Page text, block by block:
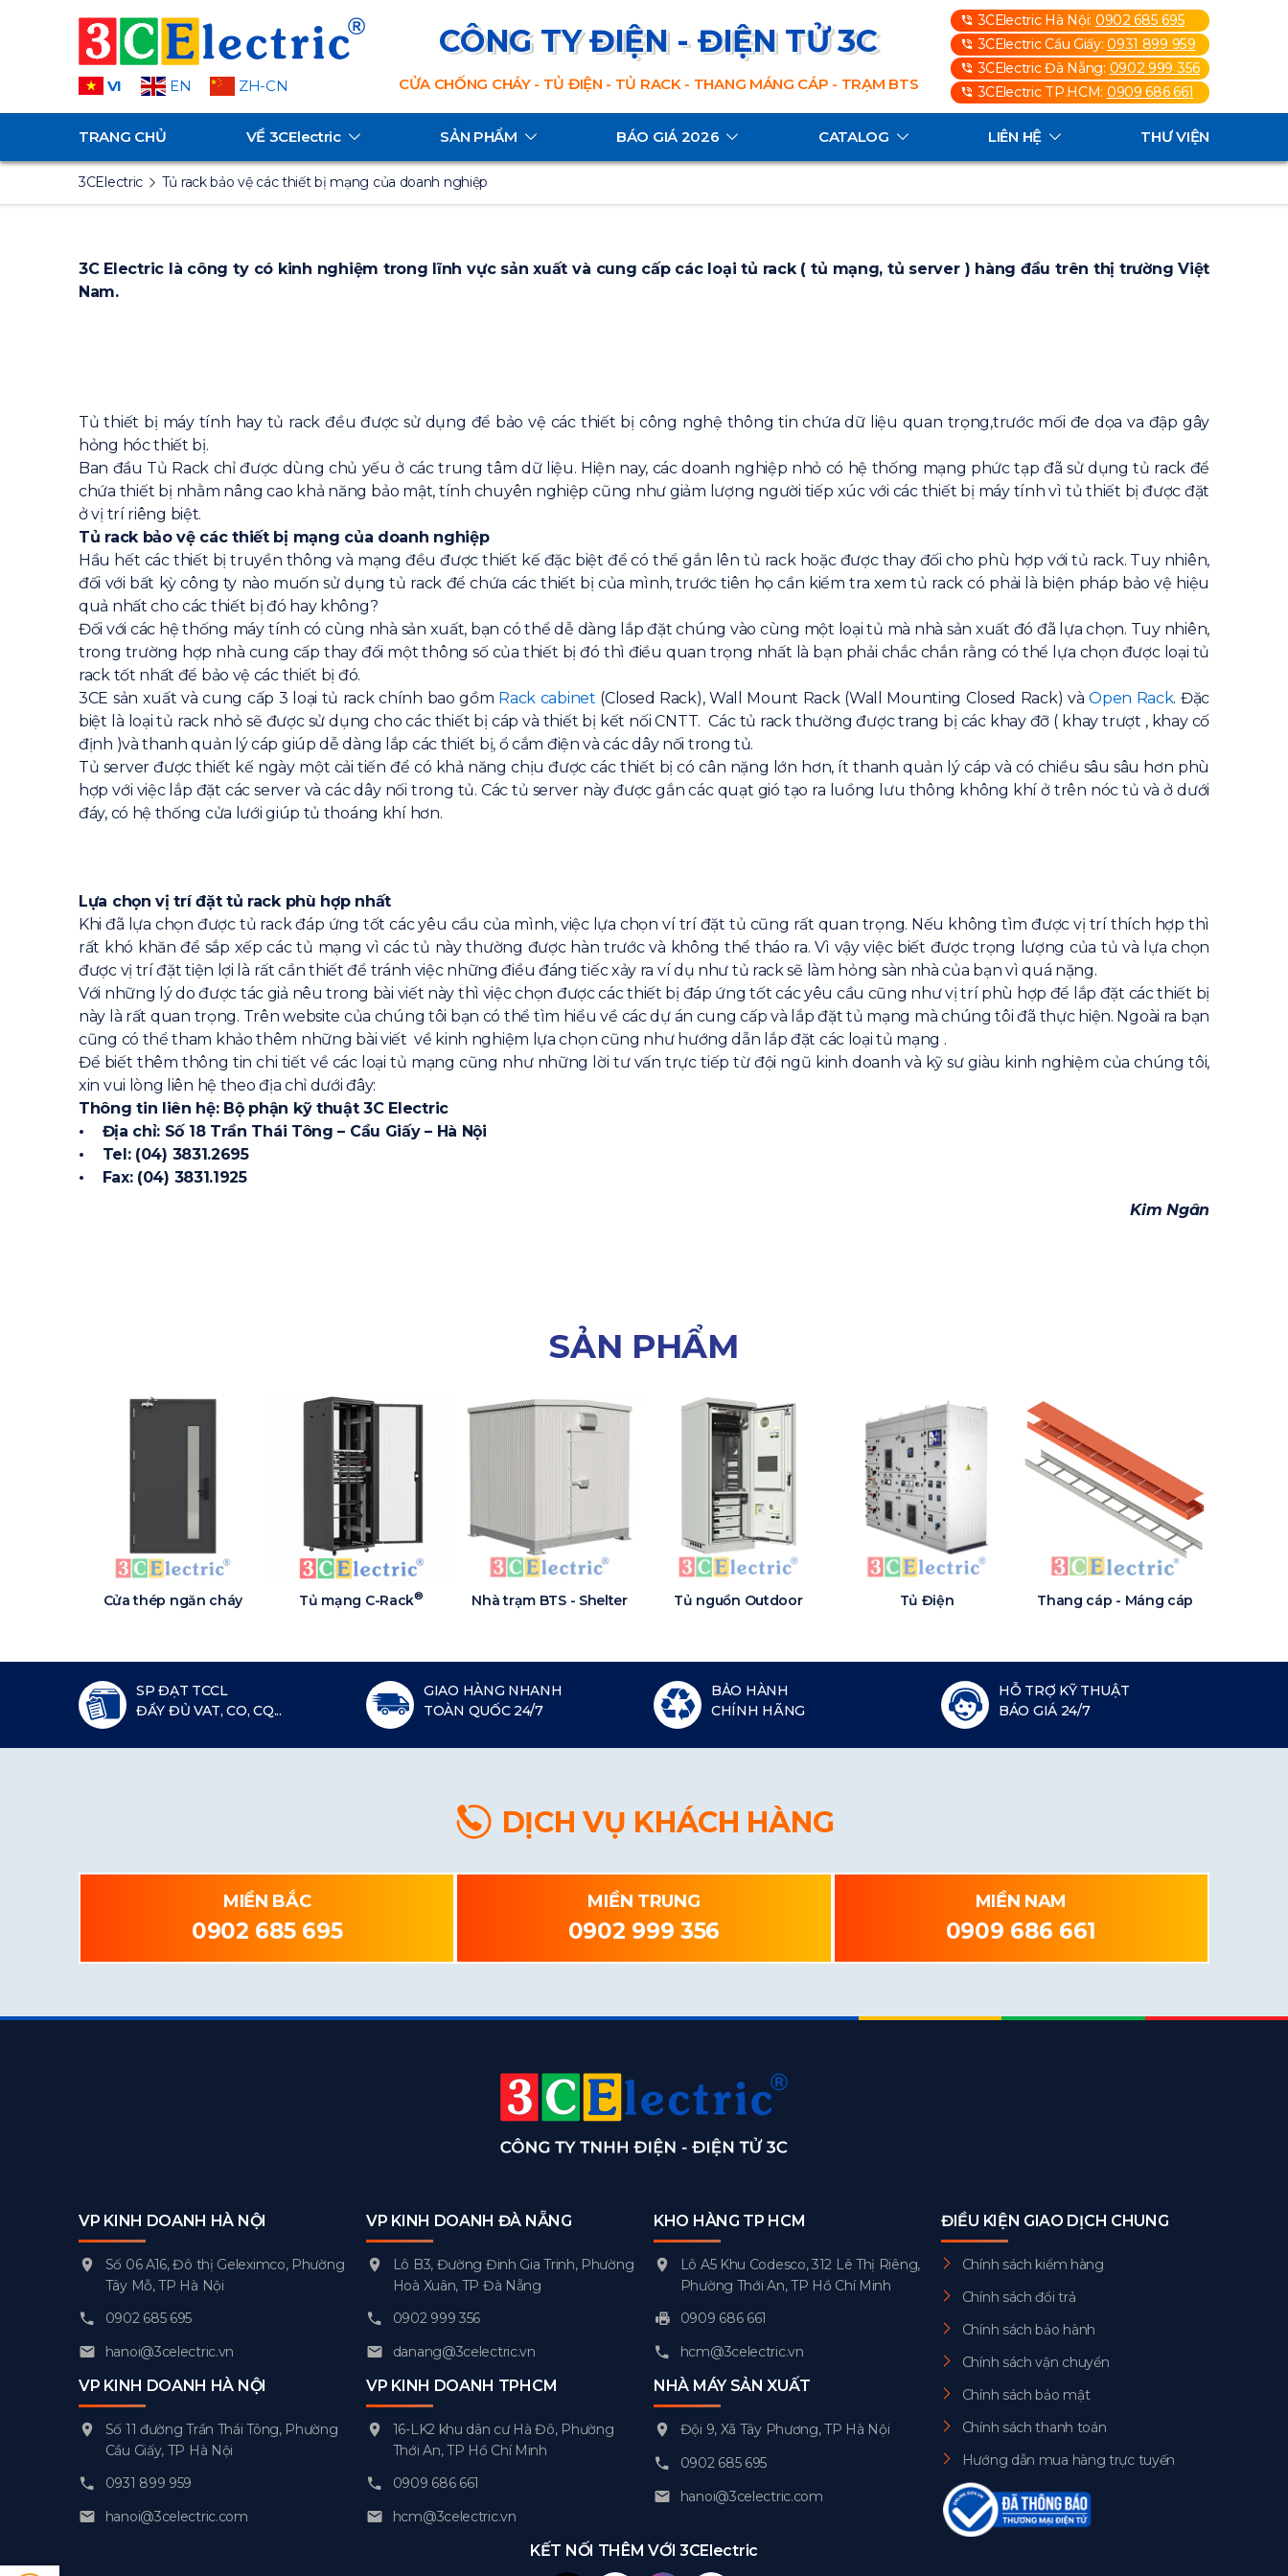
VI EN ZH-CN
CÔNG TY ĐIỆN - ĐIỆN TỬ 3C
CỬA CHỐNG CHÁY - TỦ ĐIỆN - TỦ RACK - THANG MÁNG CÁP - TRẠM BTS
3CElectric Hà Nội: 0902 685 695
3CElectric Cầu Giấy:0931 899 959
3CElectric Đà Nẵng: 0902 999 356
3CElectric TP.HCM: 0909 686 661
TRANG CHỦ VỀ 3CElectric SẢN PHẨM BÁO GIÁ 2026 CATALOG LIÊN HỆ THƯ VIỆN
3CElectric Tủ rack bảo vệ các thiết bị mạng của doanh nghiệp
3C Electric là công ty có kinh nghiệm trong lĩnh vực sản xuất và cung cấp các loại tủ rack ( tủ mạng, tủ server ) hàng đầu trên thị trường Việt
Nam.
Tủ thiết bị máy tính hay tủ rack đều được sử dụng để bảo vệ các thiết bị công nghệ thông tin chứa dữ liệu quan trọng,trước mối đe dọa va đập gây
hỏng hóc thiết bị.
Ban đầu Tủ Rack chỉ được dùng chủ yếu ở các trung tâm dữ liệu. Hiện nay, các doanh nghiệp nhỏ có hệ thống mạng phức tạp đã sử dụng tủ rack để
chứa thiết bị nhằm nâng cao khả năng bảo mật, tính chuyên nghiệp cũng như giảm lượng người tiếp xúc với các thiết bị máy tính vì tủ thiết bị được đặt
ở vị trí riêng biệt.
Tủ rack bảo vệ các thiết bị mạng của doanh nghiệp
Hầu hết các thiết bị truyền thông và mạng đều được thiết kế đặc biệt để có thể gắn lên tủ rack hoặc được thay đối cho phù hợp với tủ rack. Tuy nhiên,
đối với bất kỳ công ty nào muốn sử dụng tủ rack để chứa các thiết bị của mình, trước tiên họ cần kiểm tra xem tủ rack có phải là biện pháp bảo vệ hiệu
quả nhất cho các thiết bị đó hay không?
Đối với các hệ thống máy tính có cùng nhà sản xuất, bạn có thể dễ dàng lắp đặt chúng vào cùng một loại tủ mà nhà sản xuất đó đã lựa chọn. Tuy nhiên,
trong trường hợp nhà cung cấp thay đổi một thông số của thiết bị đó thì điều quan trọng nhất là bạn phải chắc chắn rằng có thể lựa chọn được loại tủ
rack tốt nhất để bảo vệ các thiết bị đó.
3CE sản xuất và cung cấp 3 loại tủ rack chính bao gồm Rack cabinet (Closed Rack), Wall Mount Rack (Wall Mounting Closed Rack) vàOpen Rack. Đặc
biệt là loại tủ rack nhỏ sẽ được sử dụng cho các thiết bị cáp và thiết bị kết nối CNTT. Các tủ rack thường được trang bị các khay đỡ ( khay trượt , khay cố
định )và thanh quản lý cáp giúp dễ dàng lắp các thiết bị, ổ cắm điện và các dây nối trong tủ.
Tủ server được thiết kế ngày một cải tiến để có khả năng chịu được các thiết bị có cân nặng lớn hơn, ít thanh quản lý cáp và có chiều sâu sâu hơn phù
hợp với việc lắp đặt các server và các dây nối trong tủ. Các tủ server này được gắn các quạt gió tạo ra luồng lưu thông không khí ở trên nóc tủ và ở dưới
đáy, có hệ thống cửa lưới giúp tủ thoáng khí hơn.
Lựa chọn vị trí đặt tủ rack phù hợp nhất
Khi đã lựa chọn được tủ rack đáp ứng tốt các yêu cầu của mình, việc lựa chọn ví trí đặt tủ cũng rất quan trọng. Nếu không tìm được vị trí thích hợp thì
rất khó khăn để sắp xếp các tủ mạng vì các tủ này thường được hàn trước và không thể tháo ra. Vì vậy việc biết được trọng lượng của tủ và lựa chọn
được vị trí đặt tiện lợi là rất cần thiết để tránh việc những điều đáng tiếc xảy ra ví dụ như tủ rack sẽ làm hỏng sàn nhà của bạn vì quá nặng.
Với những lý do được tác giả nêu trong bài viết này thì việc chọn được các thiết bị đáp ứng tốt các yêu cầu cũng như vị trí phù hợp để lắp đặt các thiết bị
này là rất quan trọng. Trên website của chúng tôi bạn có thể tìm hiểu về các dự án cung cấp và lắp đặt tủ mạng mà chúng tôi đã thực hiện. Ngoài ra bạn
cũng có thể tham khảo thêm những bài viết về kinh nghiệm lựa chọn cũng như hướng dẫn lắp đặt các loại tủ mạng .
Để biết thêm thông tin chi tiết về các loại tủ mạng cũng như những lời tư vấn trực tiếp từ đội ngũ kinh doanh và kỹ sư giàu kinh nghiệm của chúng tôi,
xin vui lòng liên hệ theo địa chỉ dưới đây:
Thông tin liên hệ: Bộ phận kỹ thuật 3C Electric
• Địa chỉ: Số 18 Trần Thái Tông – Cầu Giấy – Hà Nội
• Tel: (04) 3831.2695
• Fax: (04) 3831.1925
Kim Ngân
SẢN PHẨM
Cửa thép ngăn cháy Tủ mạng C-Rack® Nhà trạm BTS - Shelter Tủ nguồn Outdoor Tủ Điện Thang cáp - Máng cáp
SP ĐẠT TCCL
ĐẦY ĐỦ VAT, CO, CQ...
GIAO HÀNG NHANH
TOÀN QUỐC 24/7
BẢO HÀNH
CHÍNH HÃNG
HỖ TRỢ KỸ THUẬT
BÁO GIÁ 24/7
DỊCH VỤ KHÁCH HÀNG
MIỀN BẮC
0902 685 695
MIỀN TRUNG
0902 999 356
MIỀN NAM
0909 686 661
VP KINH DOANH HÀ NỘI
Số 06 A16, Đô thị Geleximco, Phường
Tây Mỗ, TP Hà Nội
0902 685 695
hanoi@3celectric.vn
VP KINH DOANH HÀ NỘI
Số 11 đường Trần Thái Tông, Phường
Cầu Giấy, TP Hà Nội
0931 899 959
hanoi@3celectric.com
VP KINH DOANH ĐÀ NẴNG
Lô B3, Đường Đinh Gia Trinh, Phường
Hoà Xuân, TP Đà Nẵng
0902 999 356
danang@3celectric.vn
VP KINH DOANH TPHCM
16-LK2 khu dân cư Hà Đô, Phường
Thới An, TP Hồ Chí Minh
0909 686 661
hcm@3celectric.vn
KHO HÀNG TP HCM
Lô A5 Khu Codesco, 312 Lê Thị Riêng,
Phường Thới An, TP Hồ Chí Minh
0909 686 661
hcm@3celectric.vn
NHÀ MÁY SẢN XUẤT
Đội 9, Xã Tây Phương, TP Hà Nội
0902 685 695
hanoi@3celectric.com
ĐIỀU KIỆN GIAO DỊCH CHUNG
Chính sách kiểm hàng
Chính sách đổi trả
Chính sách bảo hành
Chính sách vận chuyển
Chính sách bảo mật
Chính sách thanh toán
Hướng dẫn mua hàng trực tuyến
KẾT NỐI THÊM VỚI 3CElectric